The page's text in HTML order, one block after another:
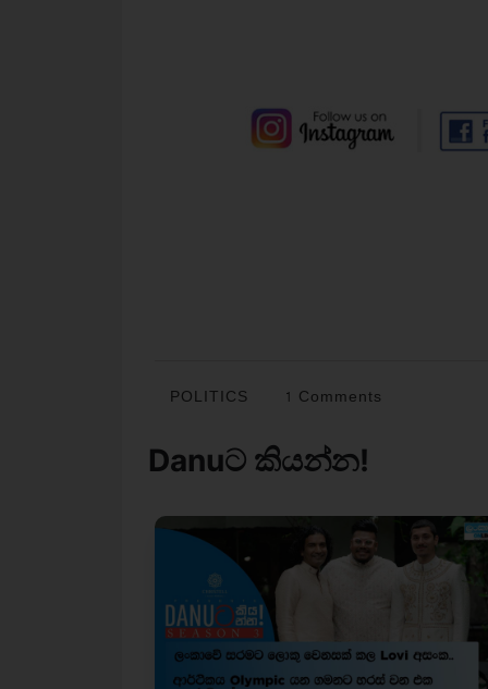
POLITICS 1 Comments